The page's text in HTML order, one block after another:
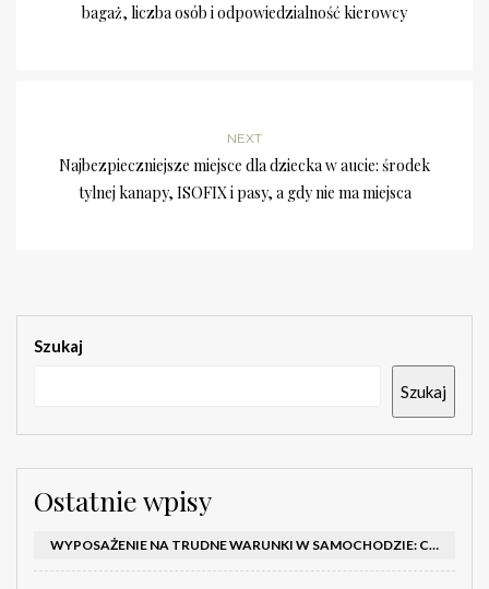
bagaż, liczba osób i odpowiedzialność kierowcy
NEXT
Najbezpieczniejsze miejsce dla dziecka w aucie: środek
tylnej kanapy, ISOFIX i pasy, a gdy nie ma miejsca
Szukaj
Szukaj
Ostatnie wpisy
WYPOSAŻENIE NA TRUDNE WARUNKI W SAMOCHODZIE: CO MIEĆ ZIMĄ, W TRASIE I NA WYPADEK AWARII